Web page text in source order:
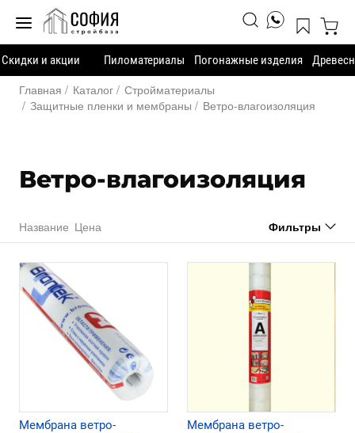
Скидки и акции Пиломатериалы Погонажные изделия
Главная Каталог
Стройматериалы
Защитные пленки и мембраны
Ветро-влагоизоляция
Ветро-влагоизоляция
Название Цена Фильтры
Мембрана ветро-
Мембрана ветро-